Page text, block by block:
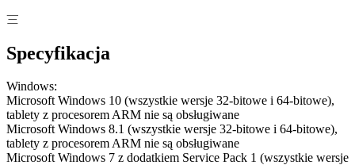
Specyfikacja
Windows:
Microsoft Windows 10 (wszystkie wersje 32-bitowe i 64-bitowe),
tablety z procesorem ARM nie są obsługiwane
Microsoft Windows 8.1 (wszystkie wersje 32-bitowe i 64-bitowe),
tablety z procesorem ARM nie są obsługiwane
Microsoft Windows 7 z dodatkiem Service Pack 1 (wszystkie wersje